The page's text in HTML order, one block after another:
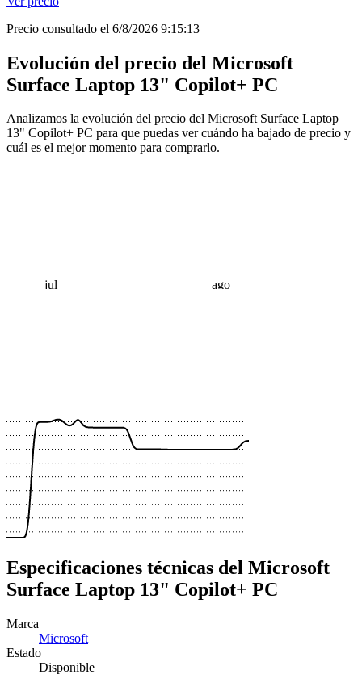
Precio consultado el 6/8/2026 9:15:13
Evolución del precio del Microsoft
Surface Laptop 13" Copilot+ PC
Analizamos la evolución del precio del Microsoft Surface Laptop
13" Copilot+ PC para que puedas ver cuándo ha bajado de precio y
cuál es el mejor momento para comprarlo.
jul ago
Especificaciones técnicas del Microsoft
Surface Laptop 13" Copilot+ PC
Marca
Microsoft
Estado
Disponible